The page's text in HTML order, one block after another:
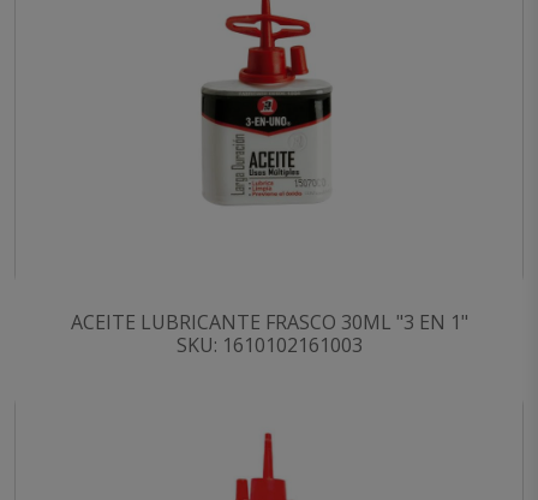
ACEITE LUBRICANTE FRASCO 30ML "3 EN 1"
SKU: 1610102161003